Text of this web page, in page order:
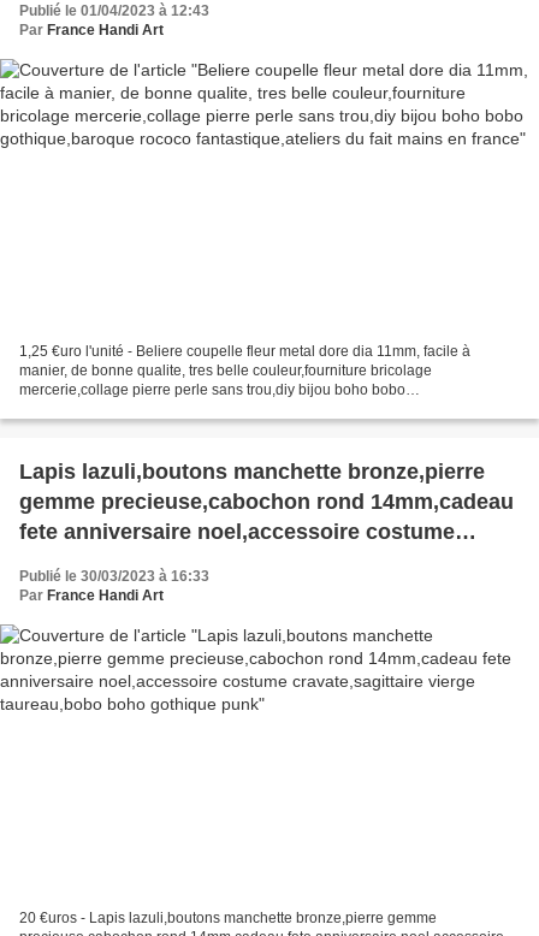
gothique,baroque rococo fantastique,ateliers du
Publié le 01/04/2023 à 12:43
Par France Handi Art
1,25 €uro l'unité - Beliere coupelle fleur metal dore dia 11mm, facile à
manier, de bonne qualite, tres belle couleur,fourniture bricolage
mercerie,collage pierre perle sans trou,diy bijou boho bobo
Lapis lazuli,boutons manchette bronze,pierre
gemme precieuse,cabochon rond 14mm,cadeau
fete anniversaire noel,accessoire costume
cravate,sagittaire vierge taureau,bobo boho
gothique punk
Publié le 30/03/2023 à 16:33
Par France Handi Art
20 €uros - Lapis lazuli,boutons manchette bronze,pierre gemme